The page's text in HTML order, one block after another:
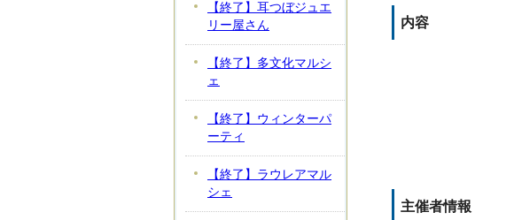
内容
主催者情報
【終了】耳つぼジュエ
リー屋さん
【終了】多文化マルシ
ェ
【終了】ウィンターパ
ーティ
【終了】ラウレアマル
シェ